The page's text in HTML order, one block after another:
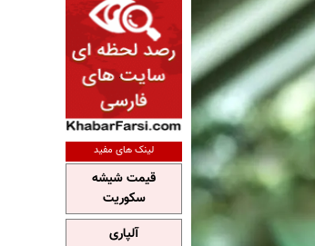
لینک های مفید
قیمت شیشه
سکوریت
آلپاری